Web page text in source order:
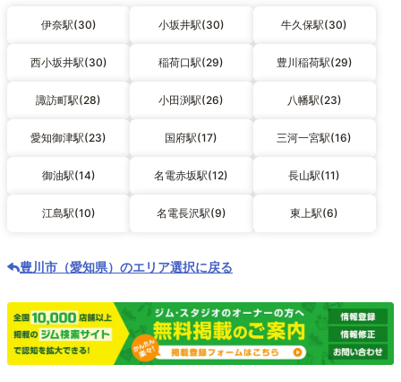
伊奈駅(30) 小坂井駅(30) 牛久保駅(30)
西小坂井駅(30) 稲荷口駅(29) 豊川稲荷駅(29)
諏訪町駅(28) 小田渕駅(26) 八幡駅(23)
愛知御津駅(23) 国府駅(17) 三河一宮駅(16)
御油駅(14) 名電赤坂駅(12) 長山駅(11)
江島駅(10) 名電長沢駅(9) 東上駅(6)
豊川市（愛知県）のエリア選択に戻る